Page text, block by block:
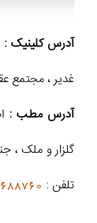
آدرس کلینیک :
غدیر ، مجتمع عقیق 5 -
آدرس مطب :
تلفن : (031)